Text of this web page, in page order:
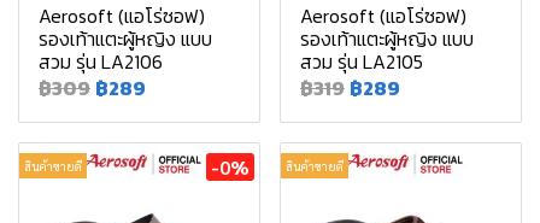
Aerosoft (แอโร่ซอฟ)
รองเท้าแตะผู้หญิง แบบ
สวม รุ่น LA2106
฿309 ฿289
Aerosoft (แอโร่ซอฟ)
รองเท้าแตะผู้หญิง แบบ
สวม รุ่น LA2105
฿319 ฿289
สินค้าขายดี -0% สินค้าขายดี